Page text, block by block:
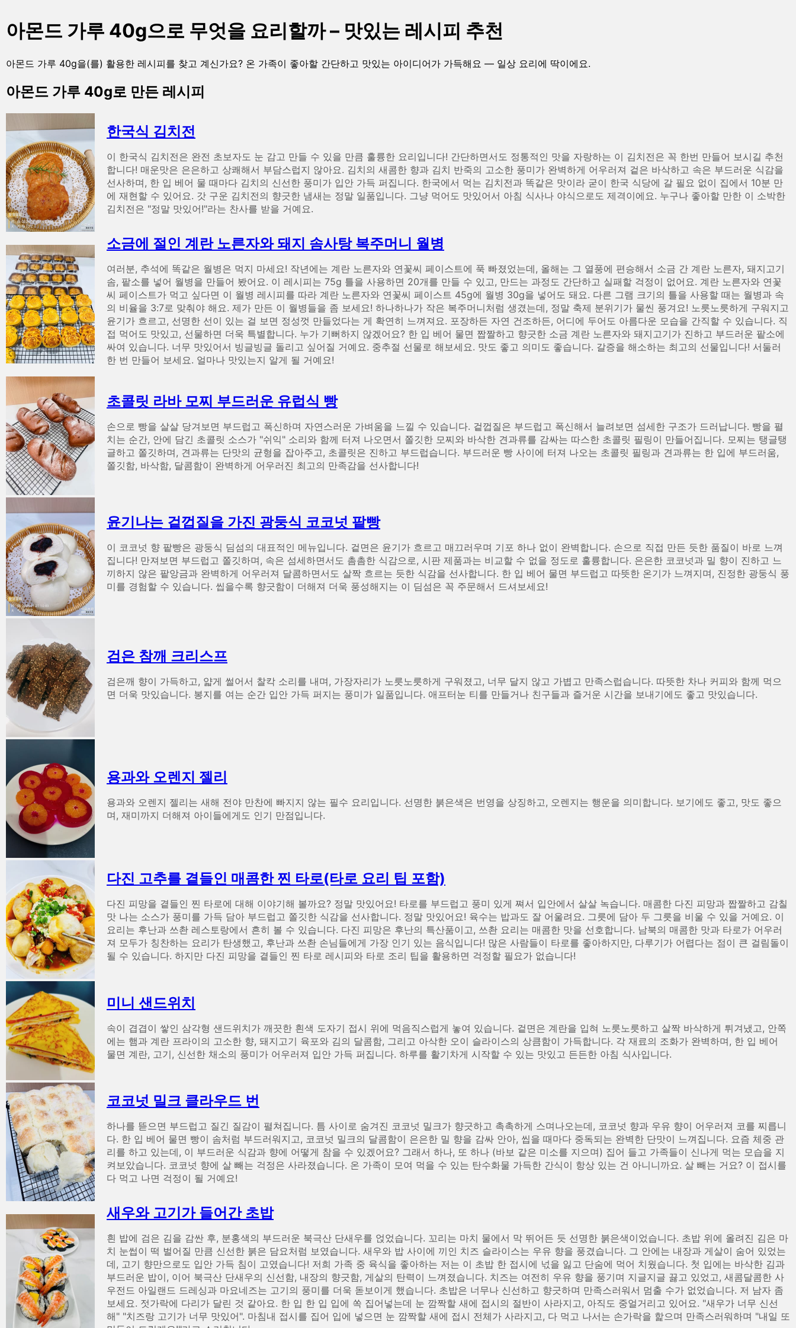
아몬드 가루 40g으로 무엇을 요리할까 – 맛있는 레시피 추천
아몬드 가루 40g을(를) 활용한 레시피를 찾고 계신가요? 온 가족이 좋아할 간단하고 맛있는 아이디어가 가득해요 — 일상 요리에 딱이에요.
아몬드 가루 40g로 만든 레시피
한국식 김치전
이 한국식 김치전은 완전 초보자도 눈 감고 만들 수 있을 만큼 훌륭한 요리입니다! 간단하면서도 정통적인 맛을 자랑하는 이 김치전은 꼭 한번 만들어 보시길 추천
합니다! 매운맛은 은은하고 상쾌해서 부담스럽지 않아요. 김치의 새콤한 향과 김치 반죽의 고소한 풍미가 완벽하게 어우러져 겉은 바삭하고 속은 부드러운 식감을
선사하며, 한 입 베어 물 때마다 김치의 신선한 풍미가 입안 가득 퍼집니다. 한국에서 먹는 김치전과 똑같은 맛이라 굳이 한국 식당에 갈 필요 없이 집에서 10분 만
에 재현할 수 있어요. 갓 구운 김치전의 향긋한 냄새는 정말 일품입니다. 그냥 먹어도 맛있어서 아침 식사나 야식으로도 제격이에요. 누구나 좋아할 만한 이 소박한
김치전은 "정말 맛있어!"라는 찬사를 받을 거예요.
소금에 절인 계란 노른자와 돼지 솜사탕 복주머니 월병
여러분, 추석에 똑같은 월병은 먹지 마세요! 작년에는 계란 노른자와 연꽃씨 페이스트에 푹 빠졌었는데, 올해는 그 열풍에 편승해서 소금 간 계란 노른자, 돼지고기
솜, 팥소를 넣어 월병을 만들어 봤어요. 이 레시피는 75g 틀을 사용하면 20개를 만들 수 있고, 만드는 과정도 간단하고 실패할 걱정이 없어요. 계란 노른자와 연꽃
씨 페이스트가 먹고 싶다면 이 월병 레시피를 따라 계란 노른자와 연꽃씨 페이스트 45g에 월병 30g을 넣어도 돼요. 다른 그램 크기의 틀을 사용할 때는 월병과 속
의 비율을 3:7로 맞춰야 해요. 제가 만든 이 월병들을 좀 보세요! 하나하나가 작은 복주머니처럼 생겼는데, 정말 축제 분위기가 물씬 풍겨요! 노릇노릇하게 구워지고
윤기가 흐르고, 선명한 선이 있는 걸 보면 정성껏 만들었다는 게 확연히 느껴져요. 포장하든 자연 건조하든, 어디에 두어도 아름다운 모습을 간직할 수 있습니다. 직
접 먹어도 맛있고, 선물하면 더욱 특별합니다. 누가 기뻐하지 않겠어요? 한 입 베어 물면 짭짤하고 향긋한 소금 계란 노른자와 돼지고기가 진하고 부드러운 팥소에
싸여 있습니다. 너무 맛있어서 빙글빙글 돌리고 싶어질 거예요. 중추절 선물로 해보세요. 맛도 좋고 의미도 좋습니다. 갈증을 해소하는 최고의 선물입니다! 서둘러
한 번 만들어 보세요. 얼마나 맛있는지 알게 될 거예요!
초콜릿 라바 모찌 부드러운 유럽식 빵
손으로 빵을 살살 당겨보면 부드럽고 폭신하며 자연스러운 가벼움을 느낄 수 있습니다. 겉껍질은 부드럽고 폭신해서 늘려보면 섬세한 구조가 드러납니다. 빵을 펼
치는 순간, 안에 담긴 초콜릿 소스가 "쉬익" 소리와 함께 터져 나오면서 쫄깃한 모찌와 바삭한 견과류를 감싸는 따스한 초콜릿 필링이 만들어집니다. 모찌는 탱글탱
글하고 쫄깃하며, 견과류는 단맛의 균형을 잡아주고, 초콜릿은 진하고 부드럽습니다. 부드러운 빵 사이에 터져 나오는 초콜릿 필링과 견과류는 한 입에 부드러움,
쫄깃함, 바삭함, 달콤함이 완벽하게 어우러진 최고의 만족감을 선사합니다!
윤기나는 겉껍질을 가진 광둥식 코코넛 팥빵
이 코코넛 향 팥빵은 광둥식 딤섬의 대표적인 메뉴입니다. 겉면은 윤기가 흐르고 매끄러우며 기포 하나 없이 완벽합니다. 손으로 직접 만든 듯한 품질이 바로 느껴
집니다! 만져보면 부드럽고 쫄깃하며, 속은 섬세하면서도 촘촘한 식감으로, 시판 제품과는 비교할 수 없을 정도로 훌륭합니다. 은은한 코코넛과 밀 향이 진하고 느
끼하지 않은 팥앙금과 완벽하게 어우러져 달콤하면서도 살짝 흐르는 듯한 식감을 선사합니다. 한 입 베어 물면 부드럽고 따뜻한 온기가 느껴지며, 진정한 광둥식 풍
미를 경험할 수 있습니다. 씹을수록 향긋함이 더해져 더욱 풍성해지는 이 딤섬은 꼭 주문해서 드셔보세요!
검은 참깨 크리스프
검은깨 향이 가득하고, 얇게 썰어서 찰칵 소리를 내며, 가장자리가 노릇노릇하게 구워졌고, 너무 달지 않고 가볍고 만족스럽습니다. 따뜻한 차나 커피와 함께 먹으
면 더욱 맛있습니다. 봉지를 여는 순간 입안 가득 퍼지는 풍미가 일품입니다. 애프터눈 티를 만들거나 친구들과 즐거운 시간을 보내기에도 좋고 맛있습니다.
용과와 오렌지 젤리
용과와 오렌지 젤리는 새해 전야 만찬에 빠지지 않는 필수 요리입니다. 선명한 붉은색은 번영을 상징하고, 오렌지는 행운을 의미합니다. 보기에도 좋고, 맛도 좋으
며, 재미까지 더해져 아이들에게도 인기 만점입니다.
다진 고추를 곁들인 매콤한 찐 타로(타로 요리 팁 포함)
다진 피망을 곁들인 찐 타로에 대해 이야기해 볼까요? 정말 맛있어요! 타로를 부드럽고 풍미 있게 쪄서 입안에서 살살 녹습니다. 매콤한 다진 피망과 짭짤하고 감칠
맛 나는 소스가 풍미를 가득 담아 부드럽고 쫄깃한 식감을 선사합니다. 정말 맛있어요! 육수는 밥과도 잘 어울려요. 그릇에 담아 두 그릇을 비울 수 있을 거예요. 이
요리는 후난과 쓰촨 레스토랑에서 흔히 볼 수 있습니다. 다진 피망은 후난의 특산품이고, 쓰촨 요리는 매콤한 맛을 선호합니다. 남북의 매콤한 맛과 타로가 어우러
져 모두가 칭찬하는 요리가 탄생했고, 후난과 쓰촨 손님들에게 가장 인기 있는 음식입니다! 많은 사람들이 타로를 좋아하지만, 다루기가 어렵다는 점이 큰 걸림돌이
될 수 있습니다. 하지만 다진 피망을 곁들인 찐 타로 레시피와 타로 조리 팁을 활용하면 걱정할 필요가 없습니다!
미니 샌드위치
속이 겹겹이 쌓인 삼각형 샌드위치가 깨끗한 흰색 도자기 접시 위에 먹음직스럽게 놓여 있습니다. 겉면은 계란을 입혀 노릇노릇하고 살짝 바삭하게 튀겨냈고, 안쪽
에는 햄과 계란 프라이의 고소한 향, 돼지고기 육포와 김의 달콤함, 그리고 아삭한 오이 슬라이스의 상큼함이 가득합니다. 각 재료의 조화가 완벽하며, 한 입 베어
물면 계란, 고기, 신선한 채소의 풍미가 어우러져 입안 가득 퍼집니다. 하루를 활기차게 시작할 수 있는 맛있고 든든한 아침 식사입니다.
코코넛 밀크 클라우드 번
하나를 뜯으면 부드럽고 질긴 질감이 펼쳐집니다. 틈 사이로 숨겨진 코코넛 밀크가 향긋하고 촉촉하게 스며나오는데, 코코넛 향과 우유 향이 어우러져 코를 찌릅니
다. 한 입 베어 물면 빵이 솜처럼 부드러워지고, 코코넛 밀크의 달콤함이 은은한 밀 향을 감싸 안아, 씹을 때마다 중독되는 완벽한 단맛이 느껴집니다. 요즘 체중 관
리를 하고 있는데, 이 부드러운 식감과 향에 어떻게 참을 수 있겠어요? 그래서 하나, 또 하나 (바보 같은 미소를 지으며) 집어 들고 가족들이 신나게 먹는 모습을 지
켜보았습니다. 코코넛 향에 살 빼는 걱정은 사라졌습니다. 온 가족이 모여 먹을 수 있는 탄수화물 가득한 간식이 항상 있는 건 아니니까요. 살 빼는 거요? 이 접시를
다 먹고 나면 걱정이 될 거예요!
새우와 고기가 들어간 초밥
흰 밥에 검은 김을 감싼 후, 분홍색의 부드러운 북극산 단새우를 얹었습니다. 꼬리는 마치 물에서 막 뛰어든 듯 선명한 붉은색이었습니다. 초밥 위에 올려진 김은 마
치 눈썹이 떡 벌어질 만큼 신선한 붉은 담요처럼 보였습니다. 새우와 밥 사이에 끼인 치즈 슬라이스는 우유 향을 풍겼습니다. 그 안에는 내장과 게살이 숨어 있었는
데, 고기 향만으로도 입안 가득 침이 고였습니다! 저희 가족 중 육식을 좋아하는 저는 이 초밥 한 접시에 넋을 잃고 단숨에 먹어 치웠습니다. 첫 입에는 바삭한 김과
부드러운 밥이, 이어 북극산 단새우의 신선함, 내장의 향긋함, 게살의 탄력이 느껴졌습니다. 치즈는 여전히 우유 향을 풍기며 지글지글 끓고 있었고, 새콤달콤한 사
우전드 아일랜드 드레싱과 마요네즈는 고기의 풍미를 더욱 돋보이게 했습니다. 초밥은 너무나 신선하고 향긋하며 만족스러워서 멈출 수가 없었습니다. 저 남자 좀
보세요. 젓가락에 다리가 달린 것 같아요. 한 입 한 입 입에 쏙 집어넣는데 눈 깜짝할 새에 접시의 절반이 사라지고, 아직도 중얼거리고 있어요. "새우가 너무 신선
해" "치즈랑 고기가 너무 맛있어". 마침내 접시를 집어 입에 넣으면 눈 깜짝할 새에 접시 전체가 사라지고, 다 먹고 나서는 손가락을 핥으며 만족스러워하며 "내일 또